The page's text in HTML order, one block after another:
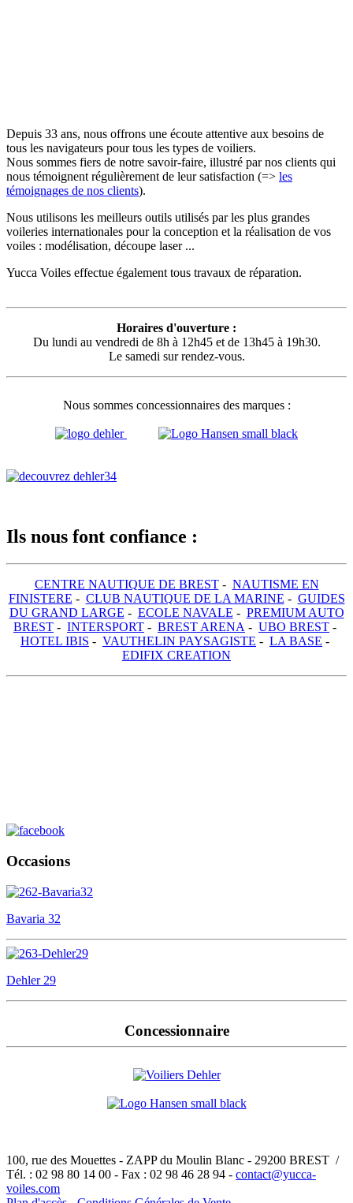
Depuis 33 ans, nous offrons une écoute attentive aux besoins de
tous les navigateurs pour tous les types de voiliers.
Nous sommes fiers de notre savoir-faire, illustré par nos clients qui
nous témoignent régulièrement de leur satisfaction (=> les
témoignages de nos clients).
Nous utilisons les meilleurs outils utilisés par les plus grandes
voileries internationales pour la conception et la réalisation de vos
voiles : modélisation, découpe laser ...
Yucca Voiles effectue également tous travaux de réparation.
Horaires d'ouverture :
Du lundi au vendredi de 8h à 12h45 et de 13h45 à 19h30.
Le samedi sur rendez-vous.
Nous sommes concessionnaires des marques :
Ils nous font confiance :
CENTRE NAUTIQUE DE BREST- NAUTISME EN
FINISTERE - CLUB NAUTIQUE DE LA MARINE - GUIDES
DU GRAND LARGE - ECOLE NAVALE - PREMIUM AUTO
BREST - INTERSPORT - BREST ARENA - UBO BREST -
HOTEL IBIS - VAUTHELIN PAYSAGISTE - LA BASE -
EDIFIX CREATION
Occasions
Bavaria 32
Dehler 29
Concessionnaire
100, rue des Mouettes - ZAPP du Moulin Blanc - 29200 BREST /
Tél. : 02 98 80 14 00 - Fax : 02 98 46 28 94 - contact@yucca-
voiles.com